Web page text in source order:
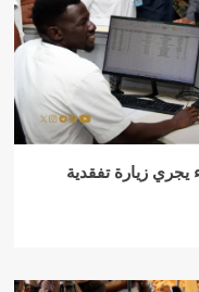
يجري زيارة تفقدية